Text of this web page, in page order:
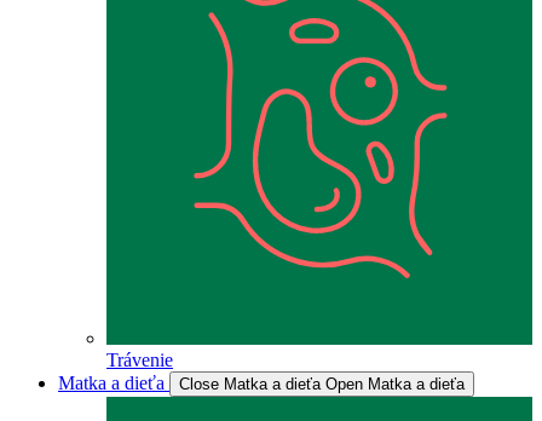
Trávenie
Matka a dieťa
Close Matka a dieťa Open Matka a dieťa